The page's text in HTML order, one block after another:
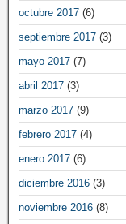
octubre 2017 (6)
septiembre 2017 (3)
mayo 2017 (7)
abril 2017 (3)
marzo 2017 (9)
febrero 2017 (4)
enero 2017 (6)
diciembre 2016 (3)
noviembre 2016 (8)